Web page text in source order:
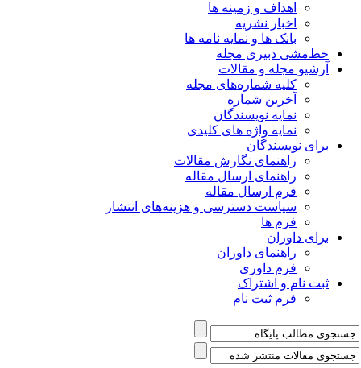
اهداف و زمینه ها
اخبار نشریه
بانک ها و نمایه نامه ها
خط‌مشی دبیری مجله
آرشیو مجله و مقالات
کلیه شماره‌های مجله
آخرین شماره
نمایه نویسندگان
نمایه واژه های کلیدی
برای نویسندگان
راهنمای نگارش مقالات
راهنمای ارسال مقاله
فرم ارسال مقاله
سیاست دسترسی و هزینه‌های انتشار
فرم ها
برای داوران
راهنمای داوران
فرم داوری
ثبت نام و اشتراک
فرم ثبت نام